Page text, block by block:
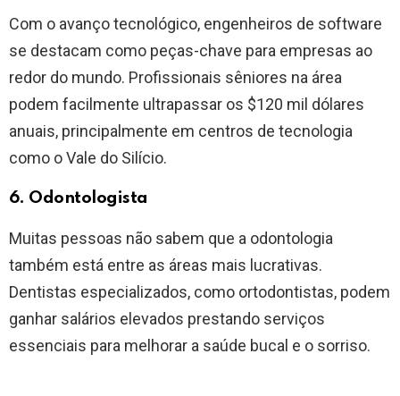
Com o avanço tecnológico, engenheiros de software
se destacam como peças-chave para empresas ao
redor do mundo. Profissionais sêniores na área
podem facilmente ultrapassar os $120 mil dólares
anuais, principalmente em centros de tecnologia
como o Vale do Silício.
6. Odontologista
Muitas pessoas não sabem que a odontologia
também está entre as áreas mais lucrativas.
Dentistas especializados, como ortodontistas, podem
ganhar salários elevados prestando serviços
essenciais para melhorar a saúde bucal e o sorriso.